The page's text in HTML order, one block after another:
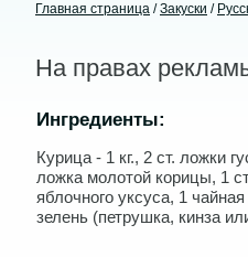
Главная страница /Закуски /
На правах
Ингредиенты:
Курица - 1 кг., 2 ст. ложки
ложка молотой корицы, 1
яблочного уксуса, 1
зелень (петрушка, кинза